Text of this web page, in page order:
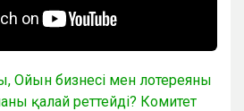
Ойын бизнесі мен лотереяны
қалай реттейді? Комитет